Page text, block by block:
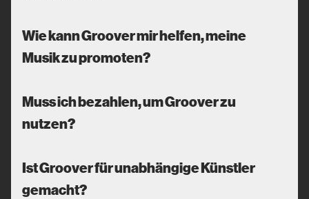
Wie kann Groover mir helfen, meine
Musik zu promoten?
Muss ich bezahlen, um Groover zu
nutzen?
Ist Groover für unabhängige Künstler
gemacht?